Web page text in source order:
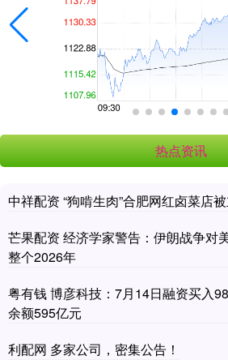
热点资讯
中祥配资 “狗啃生肉”合肥网红卤菜店
芒果配资 经济学家警告：伊朗战争对
整个2026年
粤有钱 博彦科技：7月14日融资买入
余额595亿元
利配网 多家公司，密集公告！